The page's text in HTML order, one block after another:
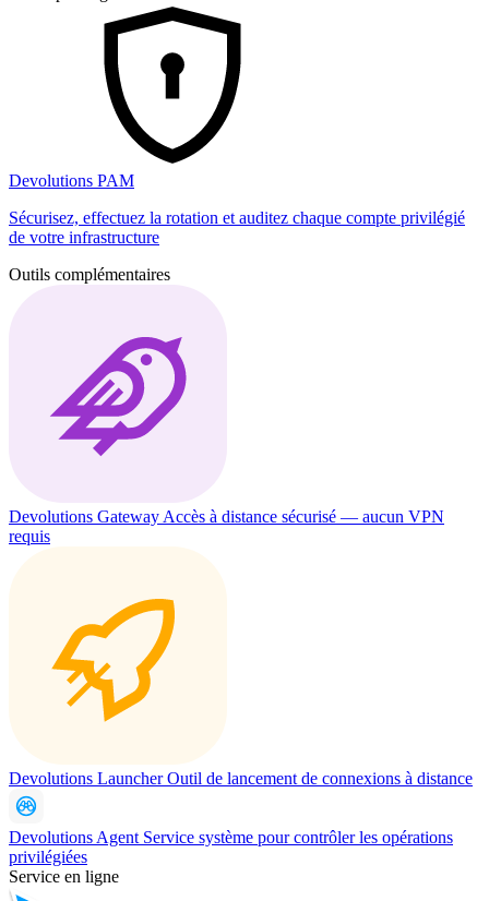
Devolutions PAM
Sécurisez, effectuez la rotation et auditez chaque compte privilégié
de votre infrastructure
Outils complémentaires
Devolutions Gateway Accès à distance sécurisé — aucun VPN
requis
Devolutions Launcher Outil de lancement de connexions à distance
Devolutions Agent Service système pour contrôler les opérations
privilégiées
Service en ligne